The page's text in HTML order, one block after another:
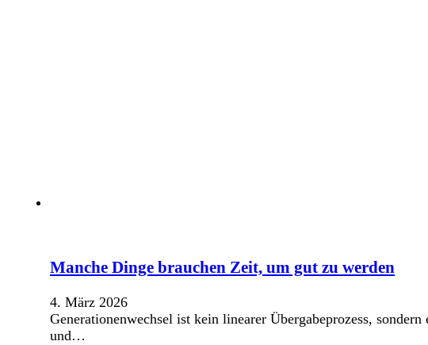
Manche Dinge brauchen Zeit, um gut zu werden
4. März 2026
Generationenwechsel ist kein linearer Übergabeprozess,
und…